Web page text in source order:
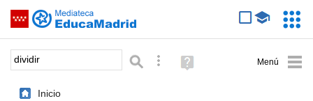
Saltar navegación
Palabra o frase: Búsqueda avanzada
Ayuda
(en
Inicio